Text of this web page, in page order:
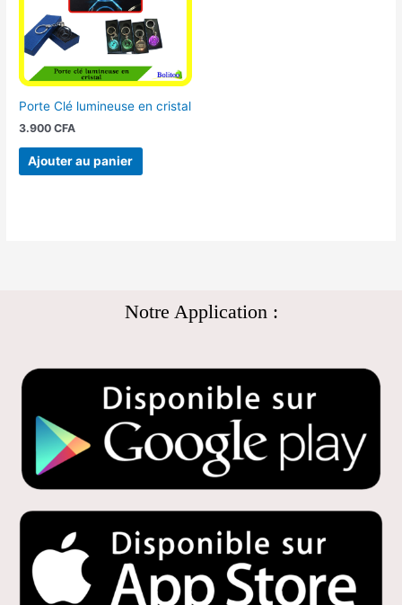
Porte Clé lumineuse en cristal
3.900CFA
Ajouter au panier
Notre Application :